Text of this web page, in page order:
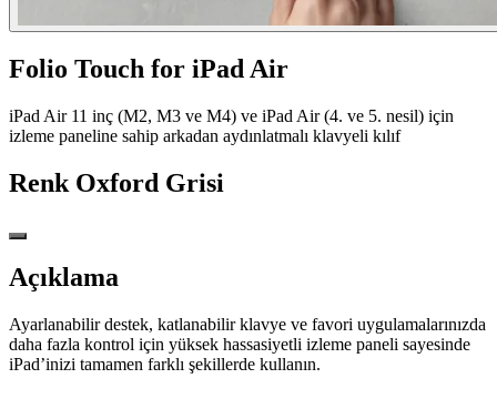
Folio Touch for iPad Air
iPad Air 11 inç (M2, M3 ve M4) ve iPad Air (4. ve 5. nesil) için
izleme paneline sahip arkadan aydınlatmalı klavyeli kılıf
Renk Oxford Grisi
Açıklama
Ayarlanabilir destek, katlanabilir klavye ve favori uygulamalarınızda
daha fazla kontrol için yüksek hassasiyetli izleme paneli sayesinde
iPad’inizi tamamen farklı şekillerde kullanın.